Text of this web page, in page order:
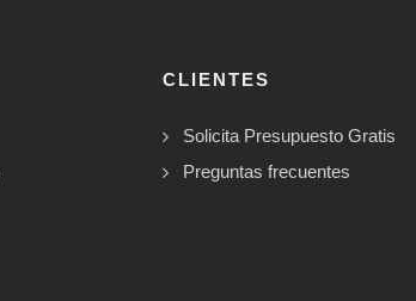
CLIENTES
Solicita Presupuesto Gratis
Preguntas frecuentes